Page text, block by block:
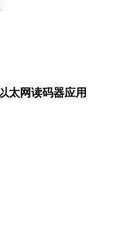
太网读码器应用